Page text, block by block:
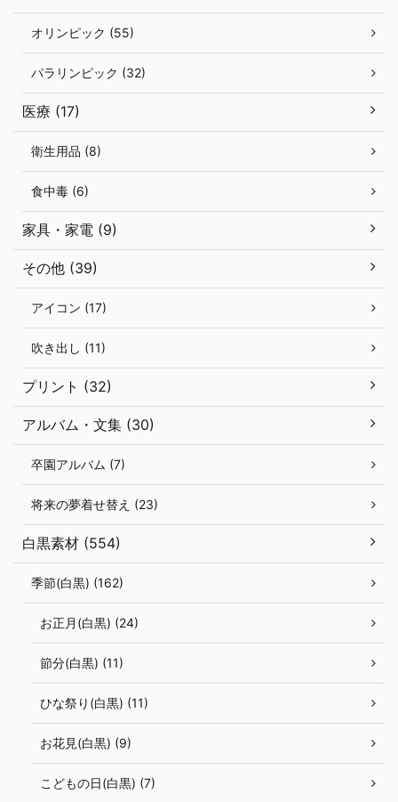
オリンピック (55)
パラリンピック (32)
医療 (17)
衛生用品 (8)
食中毒 (6)
家具・家電 (9)
その他 (39)
アイコン (17)
吹き出し (11)
プリント (32)
アルバム・文集 (30)
卒園アルバム (7)
将来の夢着せ替え (23)
白黒素材 (554)
季節(白黒) (162)
お正月(白黒) (24)
節分(白黒) (11)
ひな祭り(白黒) (11)
お花見(白黒) (9)
こどもの日(白黒) (7)